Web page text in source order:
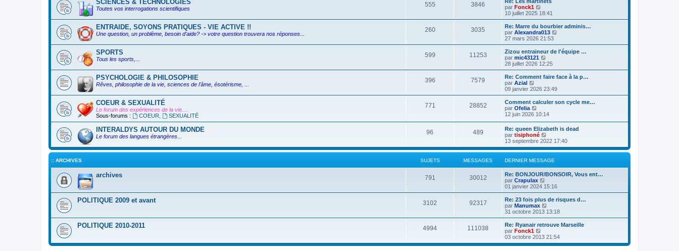
r
e
s
s
a
g
e
r
n
i
r
m
e
s
s
a
g
e
e
r
n
i
r
s
s
g
e
SCIENCES & TECHNOLOGIES
Toutes vos interrogations scientifiques
555 3846
par Fonck1
o
i
r
l
e
r
n
i
r
e
s
s
g
e
10 juillet 2025 18:41
ENTRAIDE, SOYONS PRATIQUES - VIE ACTIVE !!
Une question, un problème, besoin d'aide? -> votre question trouvera nos réponses...
260 3035
Re: Marre du bourbier adminis…
par Alexandra013
i
r
e
r
r
s
s
g
e
27 mars 2026 21:53
SPORTS
Tous les sports,...
599 11253
Zizou entraineur de l'équipe …
par mic43121
o
i
r
e
e
r
n
e
r
e
s
s
a
e
28 juillet 2026 12:25
PSYCHOLOGIE & PHILOSOPHIE
Rêves, philosophie de la vie, sciences de l'âme, ésotérisme, ...
396 7579
Re: Comment faire face à la p…
par Azial
o
i
r
l
e
r
n
i
e
r
m
e
s
s
a
g
e
09 janvier 2026 23:49
COEUR & SEXUALITÉ
Le forum des expériences de la vie....
Sous-forums :
COEUR SEXUALITÉ
771 28852
Comment calculer son cycle me…
par Ofelia
o
r
l
e
d
e
n
i
e
r
m
e
s
s
a
g
e
12 juin 2026 10:14
INTERALDYS AUTOUR DU MONDE
Le forum des langues étrangères...
96 489
Re: queen Elizabeth is dead
par tisiphoné
o
i
r
l
e
n
i
e
m
e
s
a
g
13 septembre 2022 17:40
:: ARCHIVES SUJETS MESSAGES DERNIER MESSAGE
archives 791 30012
Re: BONJOUR/BONSOIR, Vous ent…
par Crapulax
o
i
r
l
e
r
n
i
e
01 janvier 2024 15:16
POLITIQUE 2009 et avant 3102 92317
Re: 23 fois plus de risques d…
par Manumax
o
i
r
e
e
31 octobre 2013 13:18
POLITIQUE 2010-2011 4994 111038
Re: Ryanair retrouve Marseille
par Fonck1
o
i
03 octobre 2013 21:54